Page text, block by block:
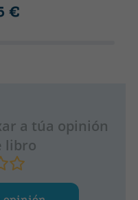
€
a túa opinión
libro